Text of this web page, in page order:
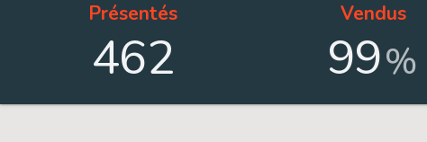
Présentés
462
Vendus
99%